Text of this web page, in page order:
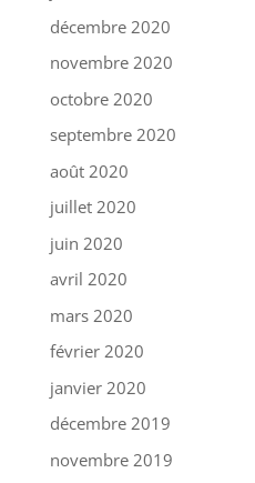
décembre 2020
novembre 2020
octobre 2020
septembre 2020
août 2020
juillet 2020
juin 2020
avril 2020
mars 2020
février 2020
janvier 2020
décembre 2019
novembre 2019